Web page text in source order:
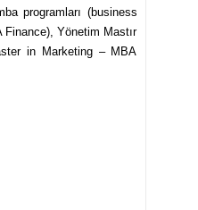
programları (business
Finance), Yönetim Mastır
in Marketing – MBA